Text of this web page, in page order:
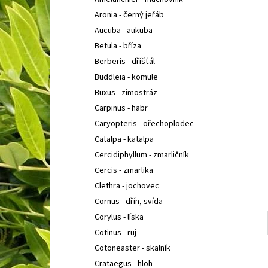
l
Aronia - černý jeřáb
Aucuba - aukuba
Betula - bříza
Berberis - dřišťál
Buddleia - komule
Buxus - zimostráz
Carpinus - habr
Caryopteris - ořechoplodec
Catalpa - katalpa
Cercidiphyllum - zmarličník
Cercis - zmarlika
Clethra - jochovec
Cornus - dřín, svída
Corylus - líska
Cotinus - ruj
Cotoneaster - skalník
Crataegus - hloh
CHOCOLATEROZCHODNÍK NACHOVÝ